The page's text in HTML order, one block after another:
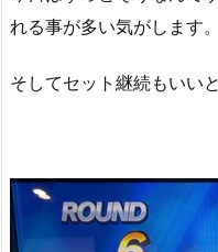
れる事が多い気がします。
そしてセット継続もいい